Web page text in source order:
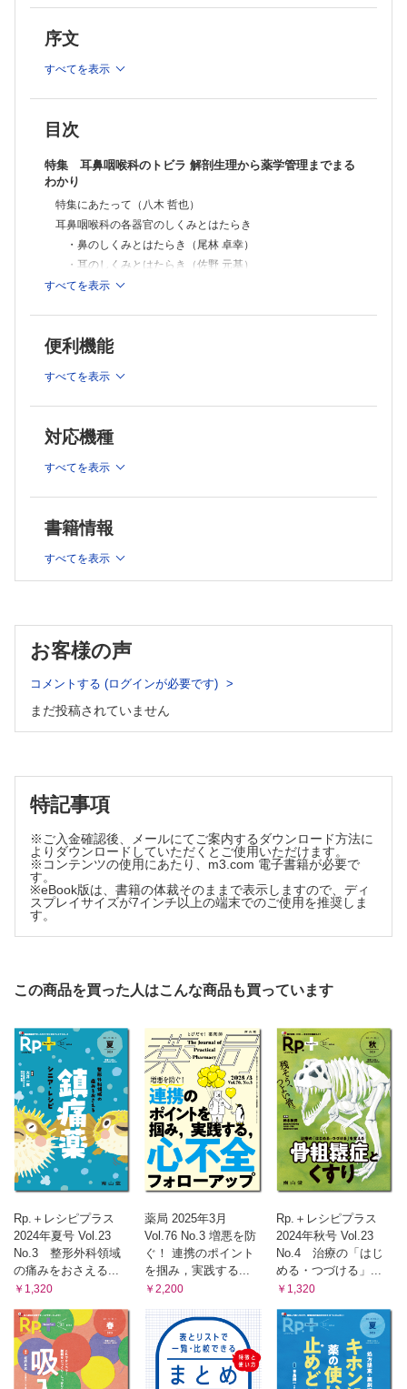
（青島 周一）
医薬品適正使用・育薬 フラッシュニュース
・キシリトールで心血管リスクが上昇する？
（佐藤 宏樹 澤田 康文）
（小嶋 純 米子 真記）
薬剤師40年目の独り言
伝え方，説明のうまさはセンスだけなのか？
（鎧のない薬剤師）
薬剤師の1，2，3，4！（ヒフみよ） 大井教授の皮膚×くすり講座
8限目 皮膚感染症と感染部位
（大井 一弥）
ぐっとよくなる！ 漢方処方 快訣ビフォーアフター
〈第20回〉片頭痛の漢方治療 多くの選択肢からどのように絞り込む
（津田 篤太郎）
（神谷 貴樹）
薬剤師力の型 新たな思考と行動プランを手に入れろ！
〈肆拾肆ノ型〉熱，白血球，CRPに踊らされるな！
がん研有明病院薬剤部のABCセミナーの楽屋話
・がん治療における検査値の見方
Gebaita?! 薬剤師の語ログ
（篠田 康孝）
≫ 「薬局」最新号・バックナンバーはこちら
※本製品はPCでの閲覧も可能です。
「購入済ライセンス一覧」よりオンライン環境でPDF版をご覧い
序文
すべてを表示
目次
特集 耳鼻咽喉科のトビラ 解剖生理から薬学管理までまる
わかり
特集にあたって（八木 哲也）
耳鼻咽喉科の各器官のしくみとはたらき
・鼻のしくみとはたらき（尾林 卓幸）
・耳のしくみとはたらき（佐野 元基）
・咽頭のしくみとはたらき（尾林 卓幸）
・鼻副鼻腔炎（坂野 昌志）
・外耳炎（佐野 元基）
・中耳炎（佐野 元基）
・めまい（坂野 昌志）
・難聴（佐野 元基）
・耳垢（佐野 元基）
幸）
点鼻薬のトリセツ ～共通の使い方を確認しよう篇～（尾林 卓
幸）
点耳薬のトリセツ（佐野 元基）
シリーズ
えびさんぽ
季節性アレルギー性鼻炎の治療には，どんな薬を選べばよい
・BRAF阻害薬でぶどう膜炎のリスク上昇
飲み合わせ研究所 子どもの服薬Tips
〈第32回〉ナウゼリン®ドライシロップ 1%
（小嶋 純 米子 真記）
薬剤師40年目の独り言
8限目 皮膚感染症と感染部位
ぐっとよくなる！ 漢方処方 快訣ビフォーアフター
〈第20回〉片頭痛の漢方治療 多くの選択肢からどのように
絞り込むか？
（津田 篤太郎）
タイパUP！誰も教えてくれなかった臨床業務の段取りお手本
ファイル
〈File 05〉輸液・栄養療法の処方提案アプローチへの最短距
離
（神谷 貴樹）
〈肆拾肆ノ型〉熱，白血球，CRPに踊らされるな！
（小杉 卓大）
がん研有明病院薬剤部のABCセミナーの楽屋話
・乳がんの薬物療法
・がん治療における検査値の見方
（髙野 有紀 瀧口 友美）
Gebaita?! 薬剤師の語ログ
〈第44回〉診療ガイドライン ～たくさんありすぎてこんが
らがってるんじゃないか説～
すべてを表示
便利機能
すべてを表示
対応機種
すべてを表示
書籍情報
すべてを表示
お客様の声
コメントする (ログインが必要です)
まだ投稿されていません
特記事項
※ご入金確認後、メールにてご案内するダウンロード方法に
よりダウンロードしていただくとご使用いただけます。
※コンテンツの使用にあたり、m3.com 電子書籍が必要で
す。
※eBook版は、書籍の体裁そのままで表示しますので、ディ
スプレイサイズが7インチ以上の端末でのご使用を推奨しま
す。
この商品を買った人はこんな商品も買っています
Rp.＋レシピプラス
2024年夏号 Vol.23
No.3 整形外科領域
の痛みをおさえる...
￥1,320
薬局 2025年3月
Vol.76 No.3 増悪を防
ぐ！ 連携のポイント
を掴み，実践する...
￥2,200
Rp.＋レシピプラス
2024年秋号 Vol.23
No.4 治療の「はじ
める・つづける」...
￥1,320